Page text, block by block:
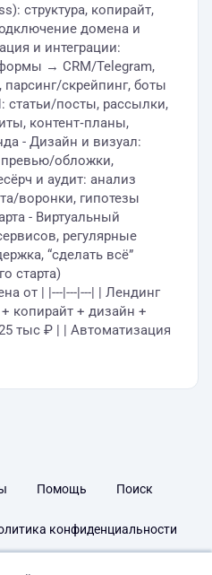
структура, копирайт,
домена и
и интеграции:
→ CRM/Telegram,
скрейпинг, боты
статьи/посты, рассылки,
контент‑планы,
- Дизайн и визуал:
превью/обложки,
и аудит: анализ
воронки, гипотезы
- Виртуальный
регулярные
“сделать всё”
старта)
от | |---|---|---| | Лендинг
копирайт + дизайн +
тыс ₽ | | Автоматизация
Помощь Поиск
конфиденциальности